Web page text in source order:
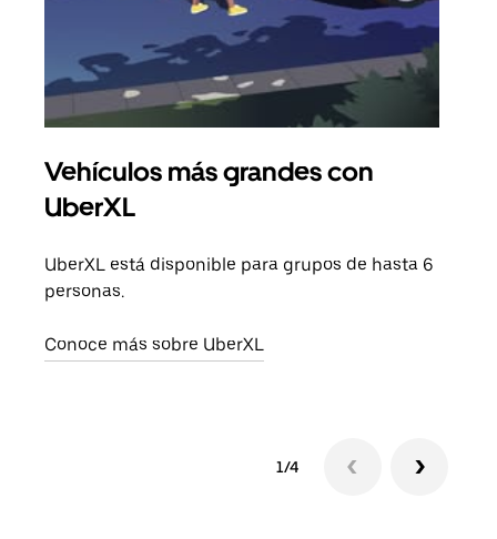
Vehículos más grandes con
UberXL
UberXL está disponible para grupos de hasta 6
personas.
Conoce más sobre UberXL
1/4